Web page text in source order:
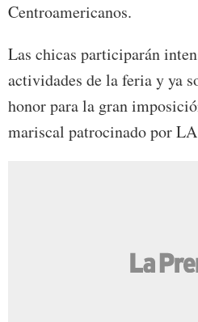
Centroamericanos.
Las chicas participarán
actividades de la feria y ya
honor para la gran
mariscal patrocinado por